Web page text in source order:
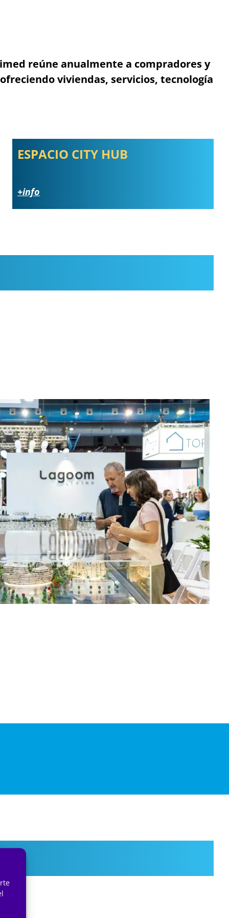
reúne anualmente a compradores y
viviendas, servicios, tecnología
ESPACIO CITY HUB
+info